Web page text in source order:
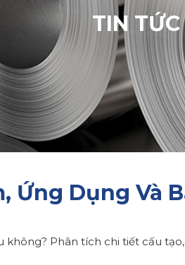
TIN TỨC
Ứng Dụng Và
Phân tích chi tiết cấu